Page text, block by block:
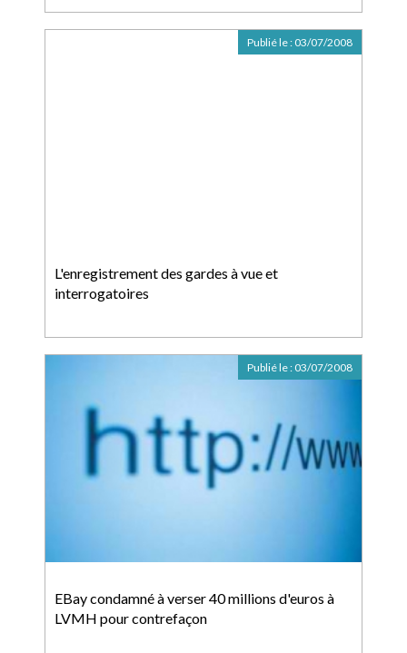
L'enregistrement des gardes à vue et
interrogatoires
Publié le : 03/07/2008
EBay condamné à verser 40 millions d'euros à
LVMH pour contrefaçon
Publié le : 03/07/2008